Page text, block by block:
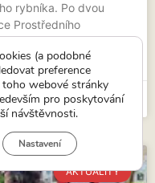
rybníka. Po dvou
Prostředního
AKTUALITY
(a podobné
preference
webové stránky
pro poskytování
návštěvnosti.
Nastavení